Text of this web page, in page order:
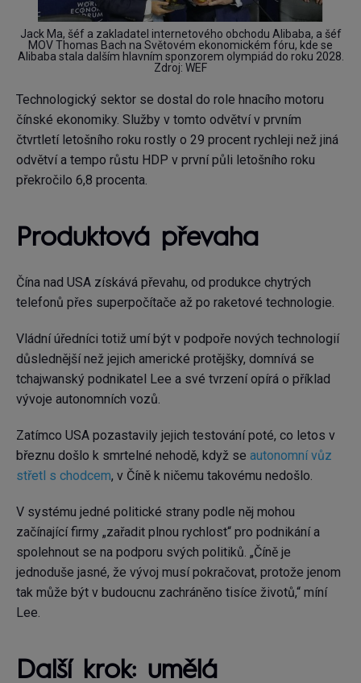
Jack Ma, šéf a zakladatel internetového obchodu Alibaba, a šéf
MOV Thomas Bach na Světovém ekonomickém fóru, kde se
Alibaba stala dalším hlavním sponzorem olympiád do roku 2028.
Zdroj: WEF
Technologický sektor se dostal do role hnacího motoru
čínské ekonomiky. Služby v tomto odvětví v prvním
čtvrtletí letošního roku rostly o 29 procent rychleji než jiná
odvětví a tempo růstu HDP v první půli letošního roku
překročilo 6,8 procenta.
Produktová převaha
Čína nad USA získává převahu, od produkce chytrých
telefonů přes superpočítače až po raketové technologie.
Vládní úředníci totiž umí být v podpoře nových technologií
důslednější než jejich americké protějšky, domnívá se
tchajwanský podnikatel Lee a své tvrzení opírá o příklad
vývoje autonomních vozů.
Zatímco USA pozastavily jejich testování poté, co letos v
březnu došlo k smrtelné nehodě, když se autonomní vůz
střetl s chodcem, v Číně k ničemu takovému nedošlo.
V systému jedné politické strany podle něj mohou
začínající firmy „zařadit plnou rychlost“ pro podnikání a
spolehnout se na podporu svých politiků. „Číně je
jednoduše jasné, že vývoj musí pokračovat, protože jenom
tak může být v budoucnu zachráněno tisíce životů,“ míní
Lee.
Další krok: umělá